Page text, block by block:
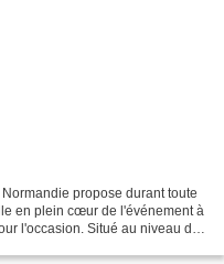
propose durant toute
en plein cœur de l'événement à
l'occasion. Situé au niveau du